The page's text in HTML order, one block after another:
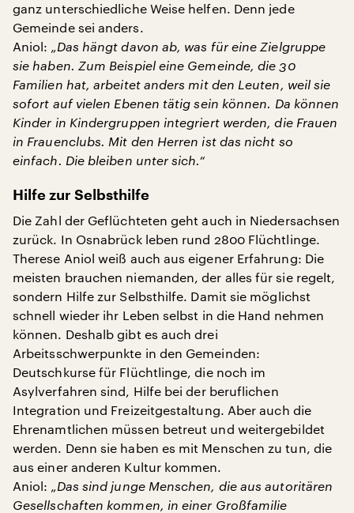
ganz unterschiedliche Weise helfen. Denn jede
Gemeinde sei anders.
Aniol: „Das hängt davon ab, was für eine Zielgruppe
sie haben. Zum Beispiel eine Gemeinde, die 30
Familien hat, arbeitet anders mit den Leuten, weil sie
sofort auf vielen Ebenen tätig sein können. Da können
Kinder in Kindergruppen integriert werden, die Frauen
in Frauenclubs. Mit den Herren ist das nicht so
einfach. Die bleiben unter sich.“
Hilfe zur Selbsthilfe
Die Zahl der Geflüchteten geht auch in Niedersachsen
zurück. In Osnabrück leben rund 2800 Flüchtlinge.
Therese Aniol weiß auch aus eigener Erfahrung: Die
meisten brauchen niemanden, der alles für sie regelt,
sondern Hilfe zur Selbsthilfe. Damit sie möglichst
schnell wieder ihr Leben selbst in die Hand nehmen
können. Deshalb gibt es auch drei
Arbeitsschwerpunkte in den Gemeinden:
Deutschkurse für Flüchtlinge, die noch im
Asylverfahren sind, Hilfe bei der beruflichen
Integration und Freizeitgestaltung. Aber auch die
Ehrenamtlichen müssen betreut und weitergebildet
werden. Denn sie haben es mit Menschen zu tun, die
aus einer anderen Kultur kommen.
Aniol: „Das sind junge Menschen, die aus autoritären
Gesellschaften kommen, in einer Großfamilie